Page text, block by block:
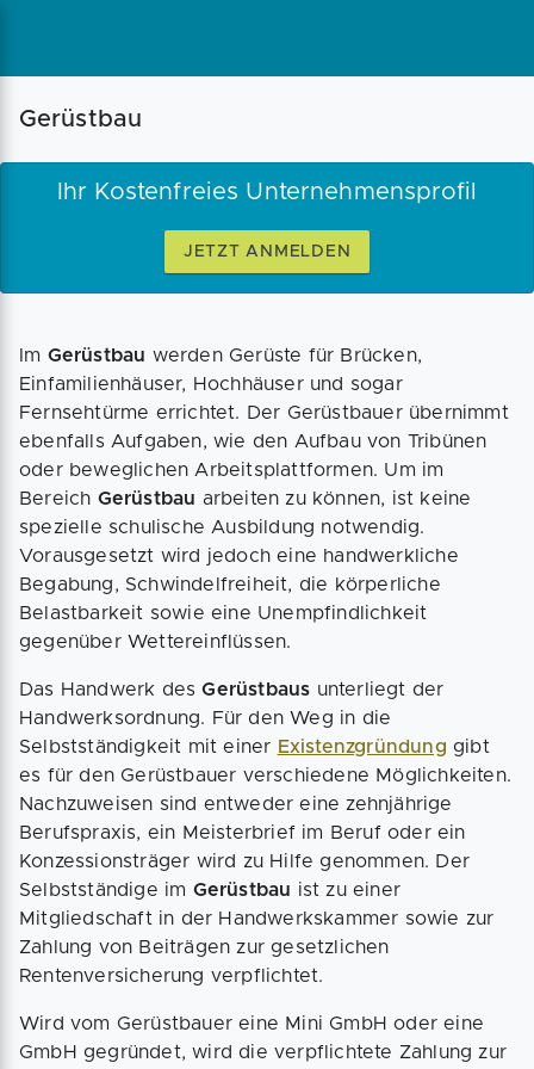
Magazin Businessplan Fördermittel
Gerüstbau
Ihr Kostenfreies Unternehmensprofil
JETZT ANMELDEN
Im Gerüstbau werden Gerüste für Brücken,
Einfamilienhäuser, Hochhäuser und sogar
Fernsehtürme errichtet. Der Gerüstbauer übernimmt
ebenfalls Aufgaben, wie den Aufbau von Tribünen
oder beweglichen Arbeitsplattformen. Um im
Bereich Gerüstbau arbeiten zu können, ist keine
spezielle schulische Ausbildung notwendig.
Vorausgesetzt wird jedoch eine handwerkliche
Begabung, Schwindelfreiheit, die körperliche
Belastbarkeit sowie eine Unempfindlichkeit
gegenüber Wettereinflüssen.
Das Handwerk desGerüstbaus unterliegt der
Handwerksordnung. Für den Weg in die
Selbstständigkeit mit einer Existenzgründung gibt
es für den Gerüstbauer verschiedene Möglichkeiten.
Nachzuweisen sind entweder eine zehnjährige
Berufspraxis, ein Meisterbrief im Beruf oder ein
Konzessionsträger wird zu Hilfe genommen. Der
Selbstständige im Gerüstbau ist zu einer
Mitgliedschaft in der Handwerkskammer sowie zur
Zahlung von Beiträgen zur gesetzlichen
Rentenversicherung verpflichtet.
Wird vom Gerüstbauer eine Mini GmbH oder eine
GmbH gegründet, wird die verpflichtete Zahlung zur